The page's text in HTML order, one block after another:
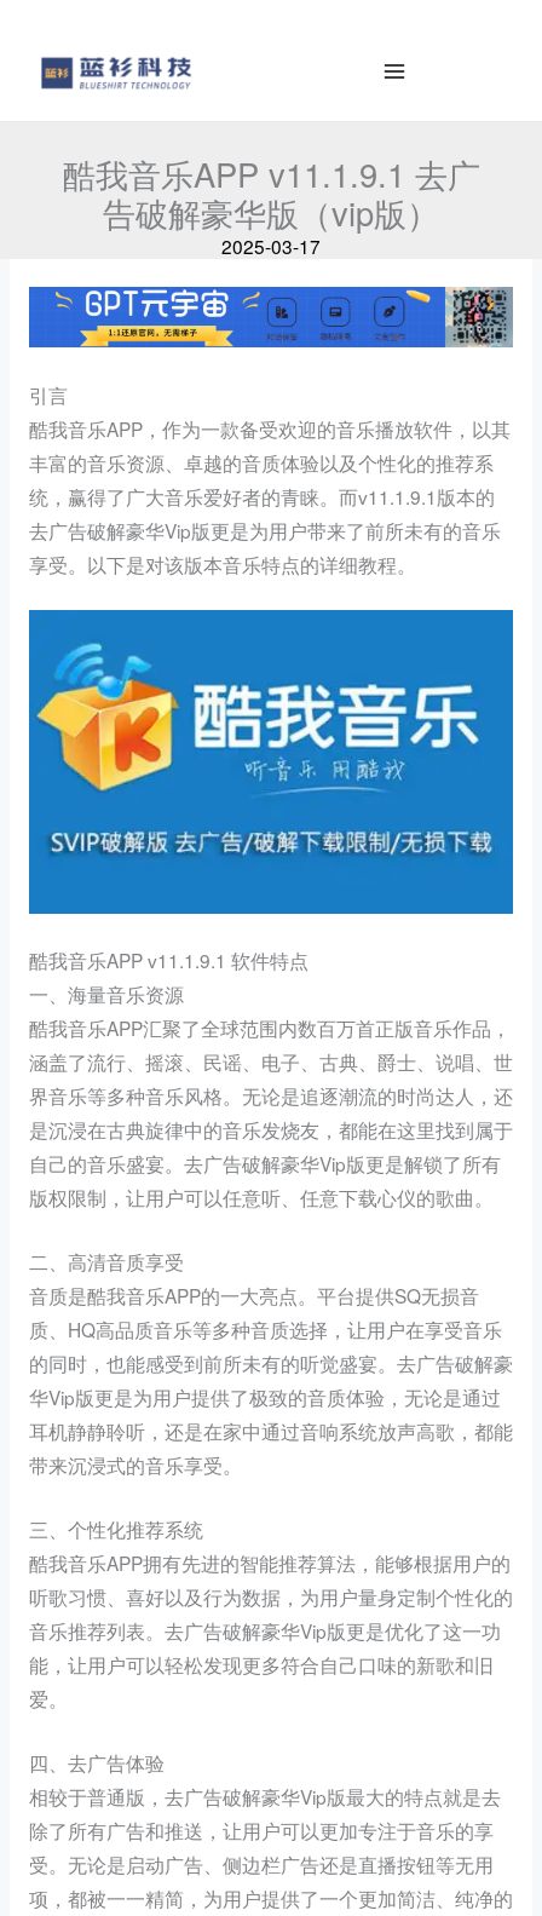
酷我音乐APP v11.1.9.1 去广
告破解豪华版（vip版）
2025-03-17
引言
酷我音乐APP，作为一款备受欢迎的音乐播放软件，以其
丰富的音乐资源、卓越的音质体验以及个性化的推荐系
统，赢得了广大音乐爱好者的青睐。而v11.1.9.1版本的
去广告破解豪华Vip版更是为用户带来了前所未有的音乐
享受。以下是对该版本音乐特点的详细教程。
酷我音乐APP v11.1.9.1 软件特点
一、海量音乐资源
酷我音乐APP汇聚了全球范围内数百万首正版音乐作品，
涵盖了流行、摇滚、民谣、电子、古典、爵士、说唱、世
界音乐等多种音乐风格。无论是追逐潮流的时尚达人，还
是沉浸在古典旋律中的音乐发烧友，都能在这里找到属于
自己的音乐盛宴。去广告破解豪华Vip版更是解锁了所有
版权限制，让用户可以任意听、任意下载心仪的歌曲。
二、高清音质享受
音质是酷我音乐APP的一大亮点。平台提供SQ无损音
质、HQ高品质音乐等多种音质选择，让用户在享受音乐
的同时，也能感受到前所未有的听觉盛宴。去广告破解豪
华Vip版更是为用户提供了极致的音质体验，无论是通过
耳机静静聆听，还是在家中通过音响系统放声高歌，都能
带来沉浸式的音乐享受。
三、个性化推荐系统
酷我音乐APP拥有先进的智能推荐算法，能够根据用户的
听歌习惯、喜好以及行为数据，为用户量身定制个性化的
音乐推荐列表。去广告破解豪华Vip版更是优化了这一功
能，让用户可以轻松发现更多符合自己口味的新歌和旧
爱。
四、去广告体验
相较于普通版，去广告破解豪华Vip版最大的特点就是去
除了所有广告和推送，让用户可以更加专注于音乐的享
受。无论是启动广告、侧边栏广告还是直播按钮等无用
项，都被一一精简，为用户提供了一个更加简洁、纯净的